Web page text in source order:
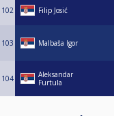
102 Filip Josić
103 Malbaša Igor
104
Aleksandar
Furtula